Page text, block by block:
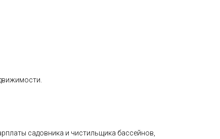
садовника и чистильщика бассейнов,